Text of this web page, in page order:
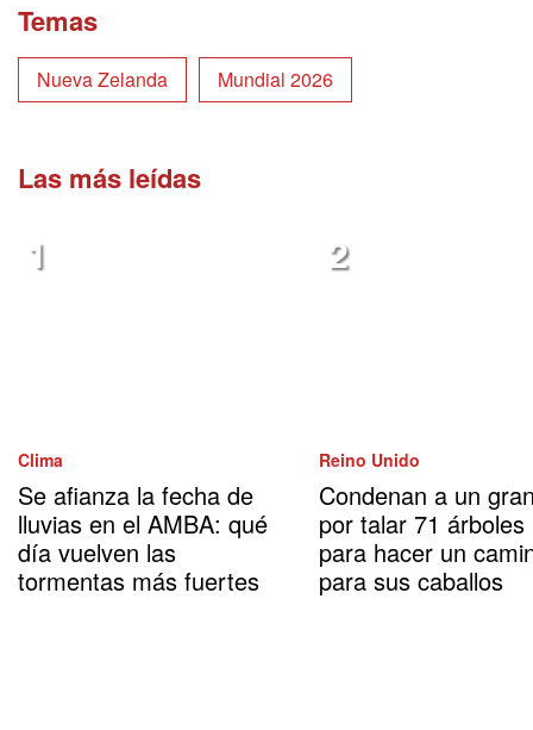
Temas
Nueva Zelanda Mundial 2026
Las más leídas
Clima
Se afianza la fecha de
lluvias en el AMBA: qué
día vuelven las
tormentas más fuertes
Reino Unido
Condenan a un
por talar 71 árboles
para hacer un
para sus caballos